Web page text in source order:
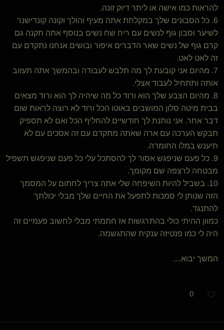
להראות כמו אישה או ליתר דיוק זונה.
6. כל הסבונים שלך במקלחת אתה מעיף והולך וקונה קונדישנר
לשיער וסבון גוף לנשים עם ריח שח נשים בנוסף אתה תקנה גם
קרם גוף של נשים שאר הדברים איפור ובושים אנחנו נתקדם עם
זה לאט לאט.
7. מהיום אני קובעת לך מה תלבש לעבודה ובהמשך אתה תעזוב
אותה ותתחיל לעבוד אצלי.
8. מהיום הצבע שלך הוא ורוד כל מה שיהיה לך הוא ורוד מצאים
בבית מיטה סלון המושבים באוטו הכל ורוד לא רוצה לראות שום
דבר אחר. אני נותנת לך חודשיים להחליף הכל ואם לא תספיק
תבקש הערכה עם ארה שאתה מתקדם עם זה אסכים עם לא
תיענש במלו החומרה.
9. כל פעם שניפגש אסור לך להסתכל עלי כל פעם שניפגש תשפיל
מבטחה לרצפה שם מקומך.
10. בשביל להיות השיפחה שלי אתה צריך לחתום על המסמך
הזה שנותן לי סמכות לתפעל את החיים שלך מבלי יכולתך
להתנגד.
כמוון ההיתי כולי בהתרגשות אז חתמתי מבלי לחשוב פעמיים זה
היה לי כמו פנטיזה ענקית שהתגשמה.
המשך יבוא....
0